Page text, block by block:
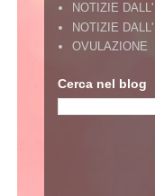
NOTIZIE
NOTIZIE
OVULAZIONE
Cerca nel blog